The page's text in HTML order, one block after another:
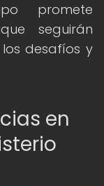
promete
seguirán
desafíos y
en